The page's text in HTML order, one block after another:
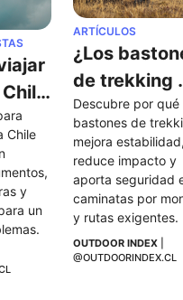
Chile
y
un
ARTÍCULOS
¿Los
de trekking
hacen más
una
Descubre por qué
bastones de
mejora estabilidad,
reduce impacto y
aporta seguridad
caminatas por
y rutas exigentes.
OUTDOOR INDEX
@OUTDOORINDEX.CL